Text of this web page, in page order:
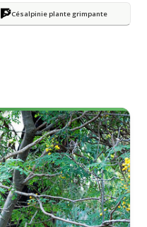
🧗Césalpinie plante grimpante